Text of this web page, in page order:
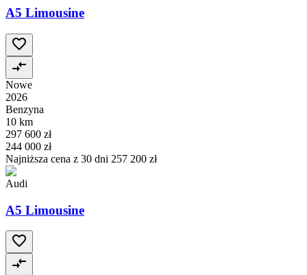
A5 Limousine
Nowe
2026
Benzyna
10 km
297 600 zł
244 000 zł
Najniższa cena z 30 dni 257 200 zł
Audi
A5 Limousine